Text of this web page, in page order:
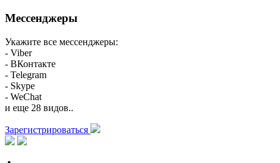
Мессенджеры
Укажите все мессенджеры:
- Viber
- ВКонтакте
- Telegram
- Skype
- WeChat
и еще 28 видов..
Зарегистрироваться